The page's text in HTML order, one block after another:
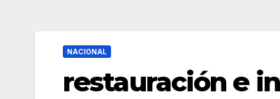
NACIONAL
restauración e